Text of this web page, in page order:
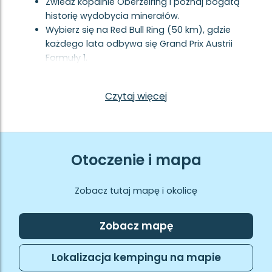
historię wydobycia minerałów.
Wybierz się na Red Bull Ring (50 km), gdzie
każdego lata odbywa się Grand Prix Austrii
Formuły 1.
Czytaj więcej
Otoczenie i mapa
Zobacz tutaj mapę i okolicę
Zobacz mapę
Lokalizacja kempingu na mapie